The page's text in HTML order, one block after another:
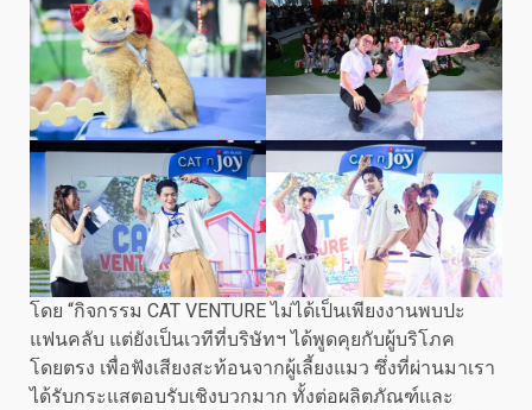
โดย “กิจกรรม CAT VENTURE ไม่ได้เป็นเพียงงานพบปะ
แฟนคลับ แต่ยังเป็นเวทีที่บริษัทฯ ได้พูดคุยกับผู้บริโภค
โดยตรง เพื่อฟังเสียงสะท้อนจากผู้เลี้ยงแมว ซึ่งที่ผ่านมาเรา
ได้รับกระแสตอบรับเชิงบวกมาก ทั้งต่อผลิตภัณฑ์และ